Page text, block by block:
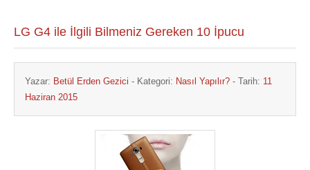
LG G4 ile İlgili Bilmeniz Gereken 10 İpucu
Yazar: Betül Erden Gezici - Kategori: Nasıl Yapılır? - Tarih: 11
Haziran 2015